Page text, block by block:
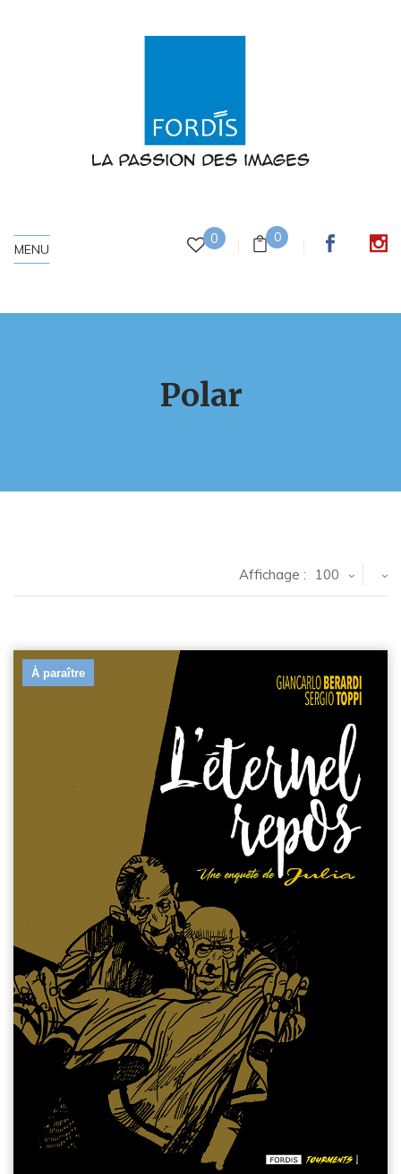
0 0
MENU
Polar
Affichage : 100
À paraître